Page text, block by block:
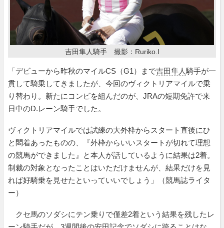
吉田隼人騎手 撮影：Ruriko.I
「デビューから昨秋のマイルCS（G1）まで吉田隼人騎手が一
貫して騎乗してきましたが、今回のヴィクトリアマイルで乗
り替わり。新たにコンビを組んだのが、JRAの短期免許で来
日中のD.レーン騎手でした。
ヴィクトリアマイルでは試練の大外枠からスタート直後にひ
と悶着あったものの、『外枠からいいスタートが切れて理想
の競馬ができました』と本人が話しているように結果は2着。
制裁の対象となったことはいただけませんが、結果だけを見
れば好騎乗を見せたといっていいでしょう」（競馬誌ライタ
ー）
クセ馬のソダシにテン乗りで僅差2着という結果を残したレ